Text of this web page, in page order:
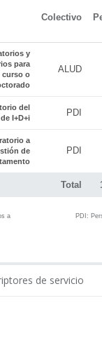
Colectivo
Total
y
para
curso o
ALUD
del
I+D+i
PDI
a
de
PDI
a
PDI:
de servicio